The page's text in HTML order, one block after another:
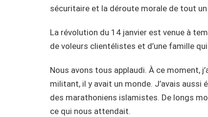
sécuritaire et la déroute morale de tout un
La révolution du 14 janvier est venue à
de voleurs clientélistes et d’une famille
Nous avons tous applaudi. À ce moment,
militant, il y avait un monde. J’avais
des marathoniens islamistes. De longs
ce qui nous attendait.